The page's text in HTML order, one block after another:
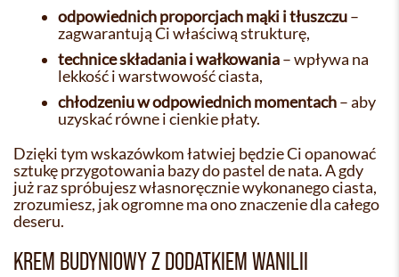
odpowiednich proporcjach mąki i tłuszczu–
zagwarantują Ci właściwą strukturę,
technice składania i wałkowania– wpływa na
lekkość i warstwowość ciasta,
chłodzeniu w odpowiednich momentach– aby
uzyskać równe i cienkie płaty.
Dzięki tym wskazówkom łatwiej będzie Ci opanować
sztukę przygotowania bazy do pastel de nata. A gdy
już raz spróbujesz własnoręcznie wykonanego ciasta,
zrozumiesz, jak ogromne ma ono znaczenie dla całego
deseru.
KREM BUDYNIOWY Z DODATKIEM WANILII